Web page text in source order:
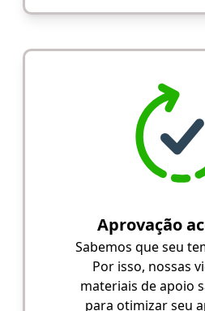
Aprovação
Sabemos que seu
Por isso, nossas
materiais de apoio
para otimizar seu